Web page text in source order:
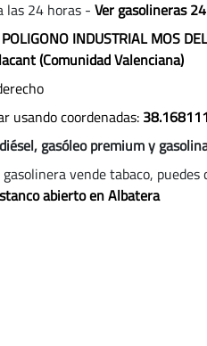
las 24 horas - Ver gasolineras
INDUSTRIAL MOS
(Comunidad Valenciana)
usando coordenadas:
diésel, gasóleo premium y
vende tabaco, puedes
abierto en Albatera